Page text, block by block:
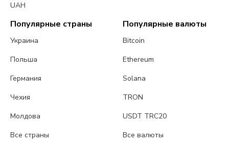
UAH
Популярные страны
Украина
Польша
Германия
Чехия
Молдова
Все страны
Популярные валюты
Bitcoin
Ethereum
Solana
TRON
USDT TRC20
Все валюты